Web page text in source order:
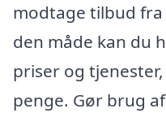
modtage tilbud
den måde kan du
priser og
penge. Gør brug